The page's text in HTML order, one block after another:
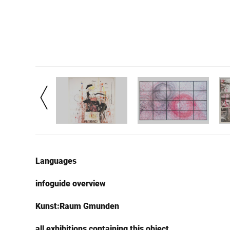
Languages
infoguide overview
Kunst:Raum Gmunden